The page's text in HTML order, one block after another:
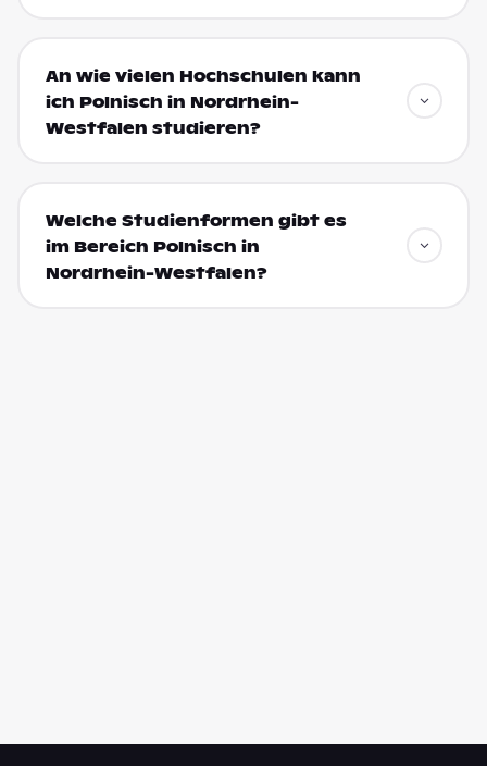
An wie vielen Hochschulen kann
ich Polnisch in Nordrhein-
Westfalen studieren?
Welche Studienformen gibt es
im Bereich Polnisch in
Nordrhein-Westfalen?